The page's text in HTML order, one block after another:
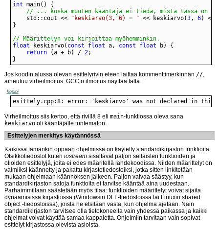
int
// ... koska muuten kääntäjä ei tiedä, mistä tässä on
	std::cout <<
"keskiarvo(3, 6) = " << keskiarvo(3, 6
// Määrittelyn voi kirjoittaa myöhemminkin.
float keskiarvo( const float a, const float
return (a + b) / 2
}
Jos koodin alussa olevan esittelyrivin eteen laittaa kommenttimerkinnän //,
aiheutuu virheilmoitus. GCC:n ilmoitus näyttää tältä:
kopioi
esittely.cpp:8: error: 'keskiarvo' was not declared in this
Virheilmoitus siis kertoo, että rivillä 8 eli main-funktiossa oleva sana
keskiarvo oli kääntäjälle tuntematon.
Esittelyjen merkitys käytännössä
Kaikissa tämänkin oppaan ohjelmissa on käytetty standardikirjaston funktioita.
Otsikkotiedostot kuten iostream sisältävät paljon sellaisten funktioiden ja
olioiden esittelyjä, joita ei edes määritellä lähdekoodissa. Niiden määrittelyt on
valmiiksi käännetty ja pakattu kirjastotiedostoiksi, jotka sitten linkitetään
mukaan ohjelmaan käännöksen jälkeen. Paljon vaivaa säästyy, kun
standardikirjaston satoja funktioita ei tarvitse kääntää aina uudestaan.
Parhaimmillaan säästetään myös tilaa: funktioiden määrittelyt voivat sijaita
dynaamisissa kirjastoissa (Windowsin DLL-tiedostoissa tai Linuxin shared
object -tiedostoissa), joista ne etsitään vasta, kun ohjelma ajetaan. Näin
standardikirjaston tarvitsee olla tietokoneella vain yhdessä paikassa ja kaikki
ohjelmat voivat käyttää samaa kappaletta. Ohjelmiin tarvitaan vain sopivat
esittelyt kirjastossa olevista asioista.